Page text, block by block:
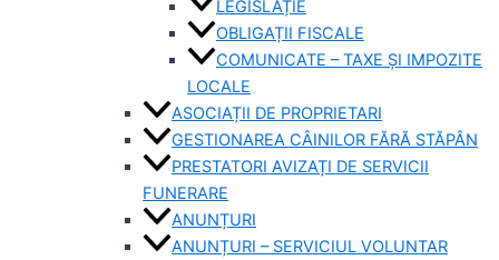
LEGISLAȚIE
OBLIGAȚII FISCALE
COMUNICATE – TAXE ȘI IMPOZITE
LOCALE
ASOCIAȚII DE PROPRIETARI
GESTIONAREA CÂINILOR FĂRĂ STĂPÂN
PRESTATORI AVIZAȚI DE SERVICII
FUNERARE
ANUNȚURI
ANUNȚURI – SERVICIUL VOLUNTAR